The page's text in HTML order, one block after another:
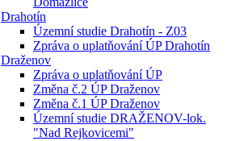
Drahotín
Územní studie Drahotín - Z03
Zpráva o uplatňování ÚP Drahotín
Draženov
Zpráva o uplatňování ÚP
Změna č.2 ÚP Draženov
Změna č.1 ÚP Draženov
Územní studie DRAŽENOV-lok.
"Nad Rejkovicemi"